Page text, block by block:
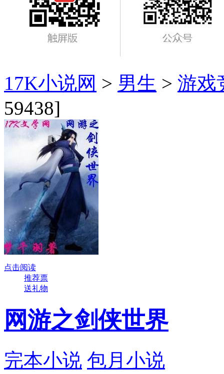
17K小说网 > 男生 > 游戏
59438]
点击阅读
推荐票
送礼物
网游之剑侠世界
完本小说 包月小说